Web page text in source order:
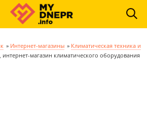
» Интернет-магазины » Климатическая техника и
магазин климатического оборудования